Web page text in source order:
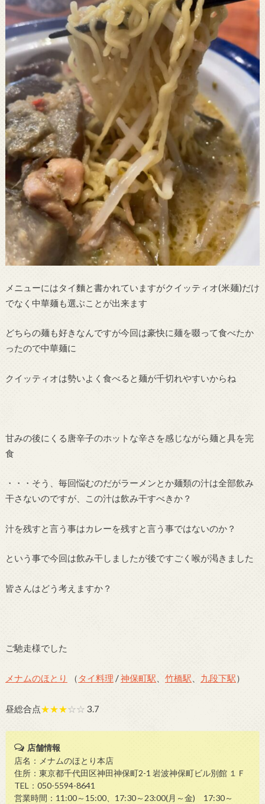
メニューにはタイ麵と書かれていますがクイッティオ(米麺)だけ
でなく中華麺も選ぶことが出来ます
どちらの麺も好きなんですが今回は豪快に麺を啜って食べたか
ったので中華麺に
クイッティオは勢いよく食べると麺が千切れやすいからね
甘みの後にくる唐辛子のホットな辛さを感じながら麺と具を完
食
・・・そう、毎回悩むのだがラーメンとか麺類の汁は全部飲み
干さないのですが、この汁は飲み干すべきか？
汁を残すと言う事はカレーを残すと言う事ではないのか？
という事で今回は飲み干しましたが後ですごく喉が渇きました
皆さんはどう考えますか？
ご馳走様でした
メナムのほとり （ タイ料理 /神保町駅 竹橋駅 九段下駅）
昼総合点★★★☆☆ 3.7
店舗情報
店名：メナムのほとり本店
住所：東京都千代田区神田神保町2-1 岩波神保町ビル別館 １Ｆ
TEL：050-5594-8641
営業時間：11:00～15:00、17:30～23:00(月～金) 17:30～